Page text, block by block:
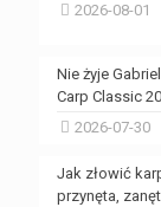
2026-08-01
Nie żyje
Carp Classic
2026-07-30
Jak złowić
przynęta,